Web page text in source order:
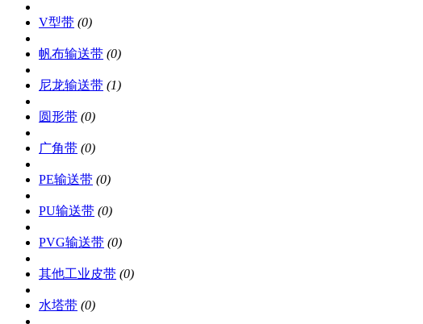
V型带 (0)
帆布输送带 (0)
尼龙输送带 (1)
圆形带 (0)
广角带 (0)
PE输送带 (0)
PU输送带 (0)
PVG输送带 (0)
其他工业皮带 (0)
水塔带 (0)